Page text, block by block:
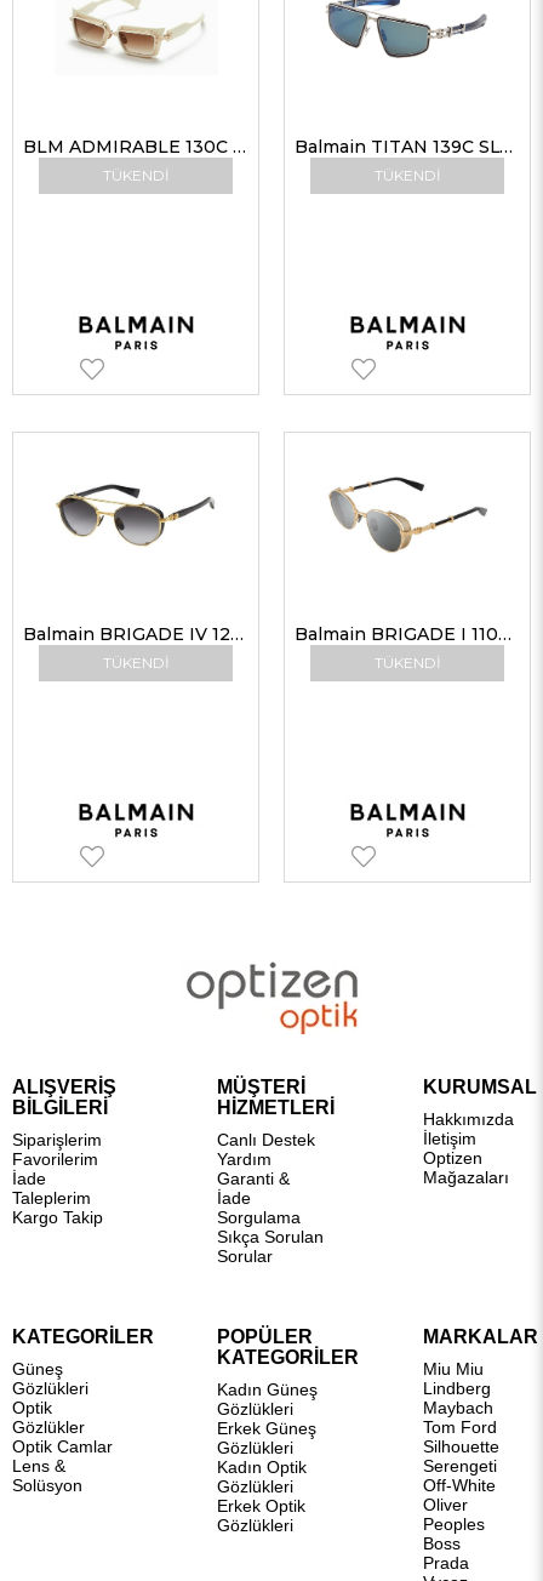
TÜKENDI
BLM ADMIRABLE 130C 52-20 G Kadın Güneş Gözlükleri
TÜKENDI
Balmain TITAN 139C SLV-BLU 59 G Unisex Güneş Gözlükleri
TÜKENDI
Balmain BRIGADE IV 120A GLD-BLK 52-20 G Unisex Güneş Gözlükleri
TÜKENDI
Balmain BRIGADE I 110A GLD-BLK 52 G Unisex Güneş Gözlükleri
ALIŞVERİŞ
BİLGİLERİ
Siparişlerim
Favorilerim
İade
Taleplerim
Kargo Takip
MÜŞTERİ
HİZMETLERİ
Canlı Destek
Yardım
Garanti &
İade
Sorgulama
Sıkça Sorulan
Sorular
KURUMSAL
Hakkımızda
İletişim
Optizen
Mağazaları
KATEGORİLER
Güneş
Gözlükleri
Optik
Gözlükler
Optik Camlar
Lens &
Solüsyon
POPÜLER
KATEGORİLER
Kadın Güneş
Gözlükleri
Erkek Güneş
Gözlükleri
Kadın Optik
Gözlükleri
Erkek Optik
Gözlükleri
MARKALAR
Miu Miu
Lindberg
Maybach
Tom Ford
Silhouette
Serengeti
Off-White
Oliver
Peoples
Boss
Prada